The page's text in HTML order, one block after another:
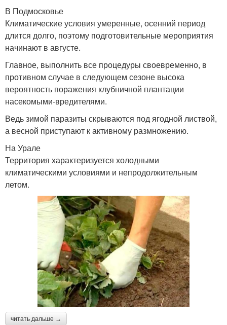
В Подмосковье
Климатические условия умеренные, осенний период
длится долго, поэтому подготовительные мероприятия
начинают в августе.
Главное, выполнить все процедуры своевременно, в
противном случае в следующем сезоне высока
вероятность поражения клубничной плантации
насекомыми-вредителями.
Ведь зимой паразиты скрываются под ягодной листвой,
а весной приступают к активному размножению.
На Урале
Территория характеризуется холодными
климатическими условиями и непродолжительным
летом.
читать дальше →